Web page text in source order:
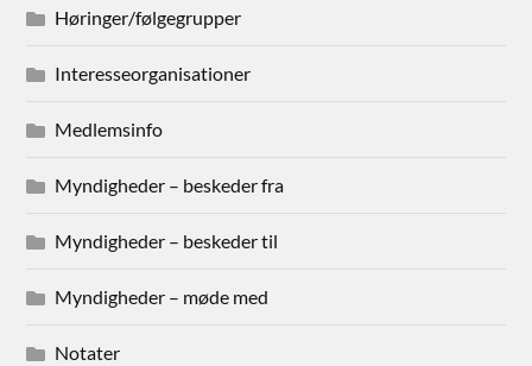
Høringer/følgegrupper
Interesseorganisationer
Medlemsinfo
Myndigheder – beskeder fra
Myndigheder – beskeder til
Myndigheder – møde med
Notater